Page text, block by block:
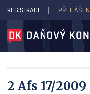
DAŇOVÝ
REGISTRACE
2 Afs 17/2009